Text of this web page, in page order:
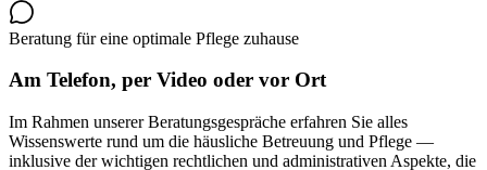
Beratung für eine optimale Pflege zuhause
Am Telefon, per Video oder vor Ort
Im Rahmen unserer Beratungsgespräche erfahren Sie alles
Wissenswerte rund um die häusliche Betreuung und Pflege —
inklusive der wichtigen rechtlichen und administrativen Aspekte, die